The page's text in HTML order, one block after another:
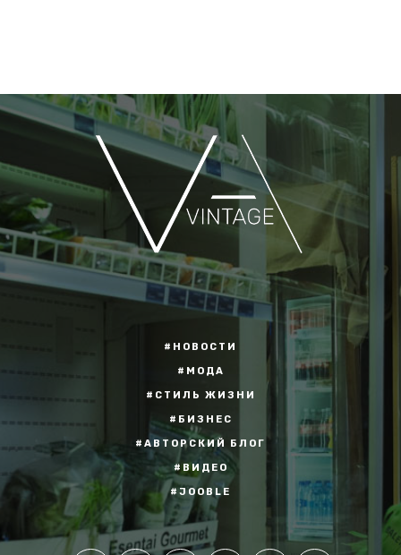
#НОВОСТИ
#МОДА
#СТИЛЬ ЖИЗНИ
#БИЗНЕС
#АВТОРСКИЙ БЛОГ
#ВИДЕО
#JOOBLE